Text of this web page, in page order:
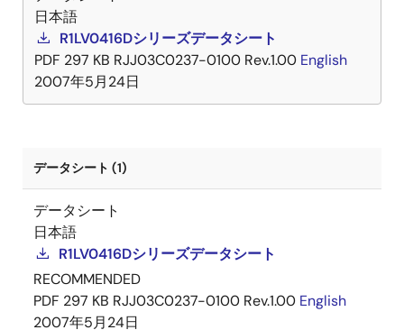
日本語
R1LV0416Dシリーズデータシート
PDF 297 KB RJJ03C0237-0100 Rev.1.00 English
2007年5月24日
データシート (1)
データシート
日本語
R1LV0416Dシリーズデータシート
RECOMMENDED
PDF 297 KB RJJ03C0237-0100 Rev.1.00 English
2007年5月24日